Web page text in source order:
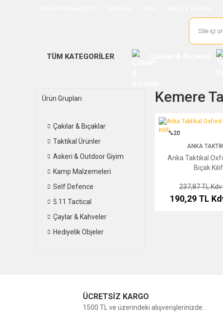
TÜM KATEGORİLER
Ürün Grupları
Çakılar & Bıçaklar
Taktikal Ürünler
Askeri & Outdoor Giyim
Kamp Malzemeleri
Self Defence
5.11 Tactical
Çaylar & Kahveler
Hediyelik Objeler
Kemere
Anka Taktikal Oxford Çakı
%20
ANKA
Anka Taktikal
Bıçak
237,87 TL
190,29 TL
ÜCRETSİZ KARGO
1500 TL ve üzerindeki alışverişlerinizde...